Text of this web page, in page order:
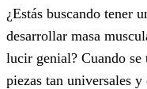
¿Estás buscando tener
desarrollar masa
lucir genial? Cuando se
piezas tan universales